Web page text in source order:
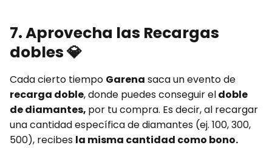
7. Aprovecha las Recargas
dobles💎
Cada cierto tiempo Garena saca un evento de
recarga doble, donde puedes conseguir eldoble
de diamantes, por tu compra. Es decir, al recargar
una cantidad específica de diamantes (ej. 100, 300,
500), recibes la misma cantidad como bono.